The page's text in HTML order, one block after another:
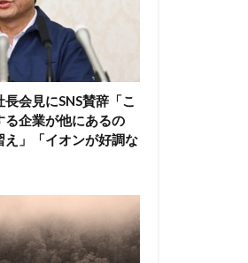
会見にSNS賛辞「こ
る企業が他にあるの
」「イオンが好調な